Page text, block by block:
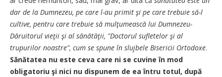
dar de la Dumnezeu, pe care l-au primit şi pe care trebuie să-l
cultive, pentru care trebuie să mulţumească lui Dumnezeu-
Dăruitorul vieţii şi al sănătăţii, "Doctorul sufletelor şi al
trupurilor noastre", cum se spune în slujbele Bisericii Ortodoxe.
Sănătatea nu este ceva care ni se cuvine în mod
obligatoriu şi nici nu dispunem de ea întru totul, după